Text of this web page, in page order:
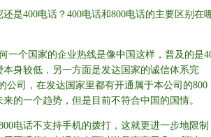
是400电话？400电话和800电话的主要区别在
一个国家的企业热线是像中国这样，普及的是
身较低，另一方面是发达国家的诚信体系完
公司，在发达国家里都有开通属于本公司的800
的一个趋势，但是目前不符合中国的国情。
电话不支持手机的拨打，这就更进一步地限制